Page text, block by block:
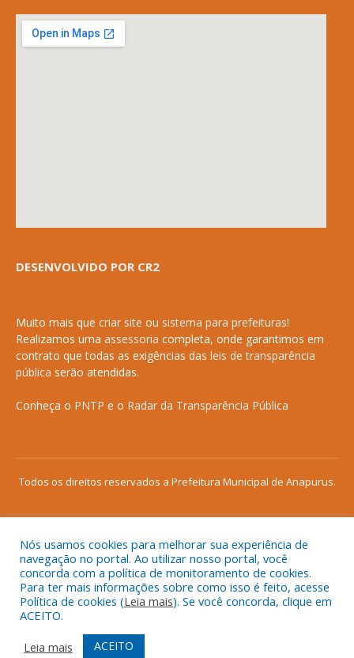
DESENVOLVIDO POR CR2
Muito mais que criar site ou sistema para prefeituras!
Realizamos uma assessoria completa, onde garantimos em
contrato que todas as exigências das leis de transparência
pública serão atendidas.
Conheça o PNTP e o Radar da Transparência Pública
Todos os direitos reservados a Prefeitura Municipal de Anapurus.
Mapa do Site
Acessar Área Administrativa
Acessar o Webmail
Nós usamos cookies para melhorar sua experiência de
navegação no portal. Ao utilizar nosso portal, você
concorda com a política de monitoramento de cookies.
Para ter mais informações sobre como isso é feito, acesse
Política de cookies (Leia mais). Se você concorda, clique em
ACEITO.
Leia mais
ACEITO